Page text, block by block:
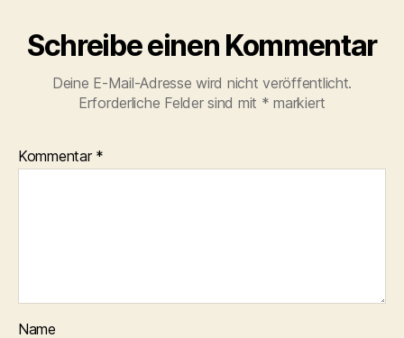
Schreibe einen Kommentar
Deine E-Mail-Adresse wird nicht veröffentlicht.
Erforderliche Felder sind mit * markiert
Kommentar *
Name